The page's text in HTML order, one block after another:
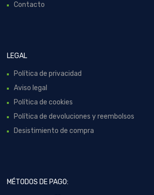
Contacto
LEGAL
Política de privacidad
Aviso legal
Política de cookies
Política de devoluciones y reembolsos
Desistimiento de compra
MÉTODOS DE PAGO: